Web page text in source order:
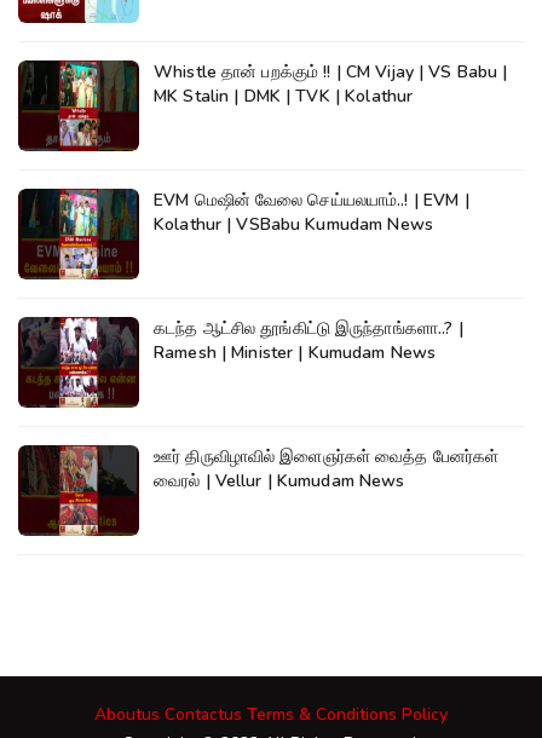
Whistle தான் பறக்கும் !! | CM Vijay | VS Babu |
MK Stalin | DMK | TVK | Kolathur
EVM மெஷின் வேலை செய்யலயாம்..! | EVM |
Kolathur | VSBabu Kumudam News
கடந்த ஆட்சில தூங்கிட்டு இருந்தாங்களா..? |
Ramesh | Minister | Kumudam News
ஊர் திருவிழாவில் இளைஞர்கள் வைத்த பேனர்கள்
வைரல் | Vellur | Kumudam News
Aboutus Contactus Terms & Conditions Policy